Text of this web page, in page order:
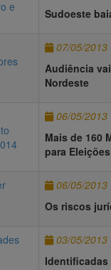
Sudoeste
07/05/2013
Audiência
Nordeste
06/05/2013
Mais de 160
para
06/05/2013
Os riscos
03/05/2013
Identificadas